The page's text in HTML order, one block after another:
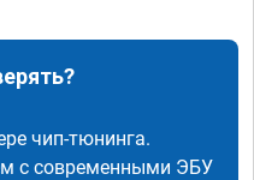
чип-тюнинга.
с современными ЭБУ